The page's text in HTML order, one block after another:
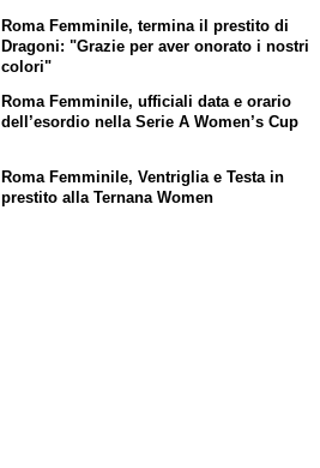
Roma Femminile, termina il prestito di
Dragoni: "Grazie per aver onorato i nostri
colori"
Roma Femminile, ufficiali data e orario
dell’esordio nella Serie A Women’s Cup
Roma Femminile, Ventriglia e Testa in
prestito alla Ternana Women